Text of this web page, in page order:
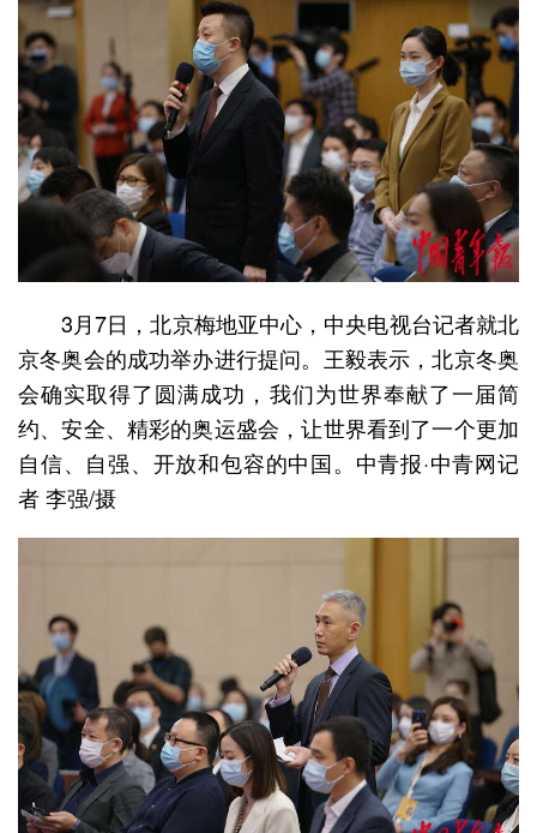
3月7日，北京梅地亚中心，中央电视台记者就北
京冬奥会的成功举办进行提问。王毅表示，北京冬奥
会确实取得了圆满成功，我们为世界奉献了一届简
约、安全、精彩的奥运盛会，让世界看到了一个更加
自信、自强、开放和包容的中国。中青报·中青网记
者 李强/摄